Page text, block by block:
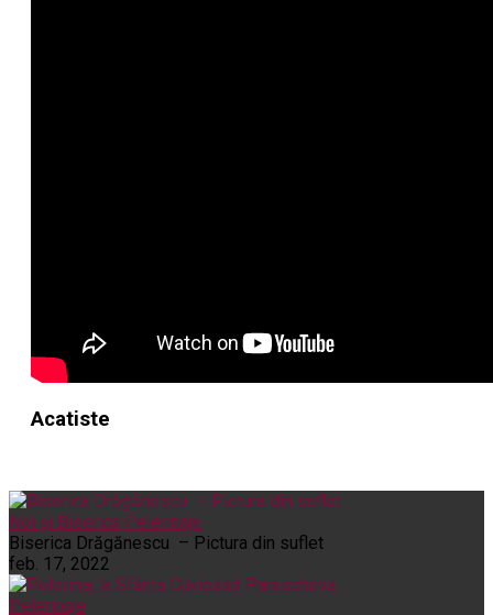
Acatiste
Noi și Biserica Pelerinaje
Biserica Drăgănescu – Pictura din suflet
feb. 17, 2022
Pelerinaje